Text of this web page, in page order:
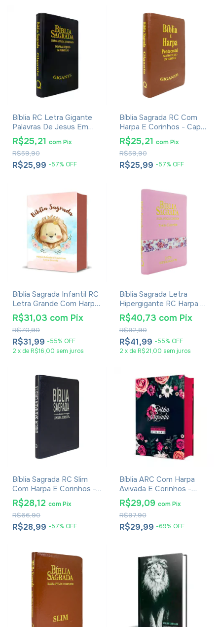
Bíblia RC Letra Gigante
Palavras De Jesus Em
Vermelho Harpa E
Corinhos - Capa Luxo
Preta
R$25,99 -57% OFF
R$59,90
R$25,21 comPix
Bíblia Sagrada RC Com
Harpa E Corinhos - Capa
Luxo Veneza Whisk
R$25,99 -57% OFF
R$59,90
R$25,21 com Pix
Bíblia Sagrada Infantil RC
Letra Grande Com Harpa
Avivada E Corinhos Capa
Dura Pequena Leão
Aquarela
R$31,99 -55% OFF
R$70,90
R$31,03 com Pix
2 x de R$16,00 sem juros
Bíblia Sagrada Letra
Hipergigante RC Harpa E
Corinhos Capa Zíper
Rosa Claro
R$41,99 -55% OFF
R$92,90
R$40,73 com Pix
2 x de R$21,00 sem juros
Bíblia Sagrada RC Slim
Com Harpa E Corinhos -
Capa Luxo Azul
R$28,99 -57% OFF
R$66,90
R$28,12 comPix
Bíblia ARC Com Harpa
Avivada E Corinhos -
Letra Jumbo - Capa Dura
Floral Pink
R$29,99 -69% OFF
R$97,90
R$29,09 com Pix